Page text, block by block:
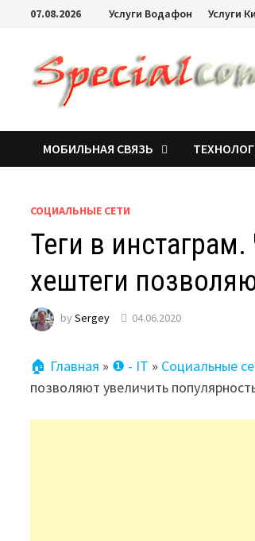
07.08.2026 Услуги Водафон Услуги
МОБИЛЬНАЯ СВЯЗЬ
СОЦИАЛЬНЫЕ СЕТИ
Теги в
хештеги
bySergey 04.06.2020
🏠 Главная » ❶ - IT » Социальные
позволяют увеличить